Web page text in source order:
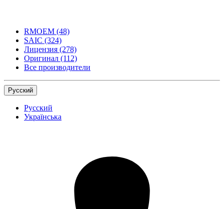
RMOEM (48)
SAIC (324)
Лицензия (278)
Оригинал (112)
Все производители
Русский
Русский
Українська